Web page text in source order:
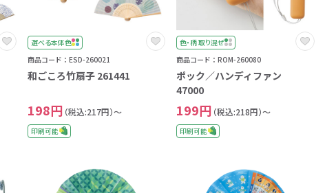
選べる本体色
商品コード：ESD-260021
和ごころ竹扇子 261441
198円 （税込:217円）～
印刷可能
色・柄 取り混ぜ
商品コード：ROM-260080
ポック／ハンディファン
47000
199円 （税込:218円）～
印刷可能